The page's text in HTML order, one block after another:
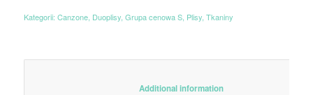
Kategorii: Canzone, Duoplisy, Grupa cenowa S, Plisy, Tkaniny
						Additional information